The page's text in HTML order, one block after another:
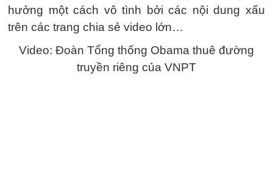
hưởng một cách vô tình bởi các nội dung xấu
trên các trang chia sẻ video lớn…
Video: Đoàn Tổng thống Obama thuê đường
truyền riêng của VNPT